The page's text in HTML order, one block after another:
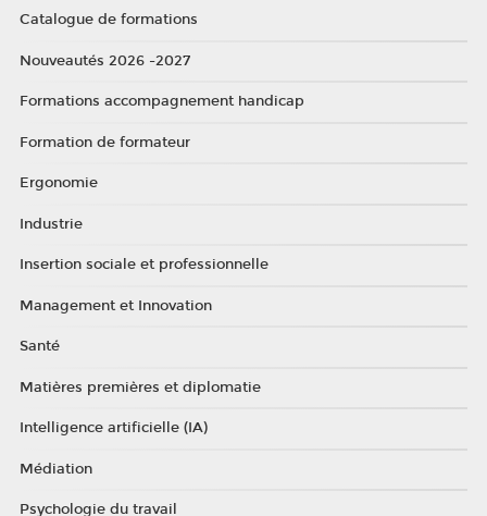
Catalogue de formations
Nouveautés 2026 -2027
Formations accompagnement handicap
Formation de formateur
Ergonomie
Industrie
Insertion sociale et professionnelle
Management et Innovation
Santé
Matières premières et diplomatie
Intelligence artificielle (IA)
Médiation
Psychologie du travail